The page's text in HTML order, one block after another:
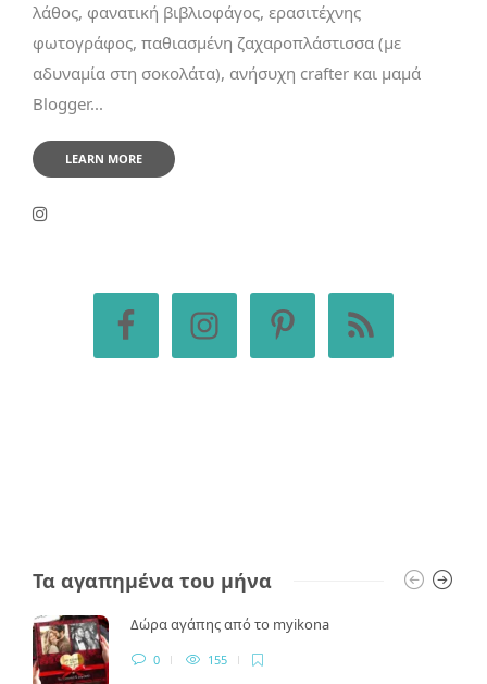
λάθος, φανατική βιβλιοφάγος, ερασιτέχνης
φωτογράφος, παθιασμένη ζαχαροπλάστισσα (με
αδυναμία στη σοκολάτα), ανήσυχη crafter και μαμά
Blogger...
LEARN MORE
Τα αγαπημένα του μήνα
Δώρα αγάπης από το myikona
0 155